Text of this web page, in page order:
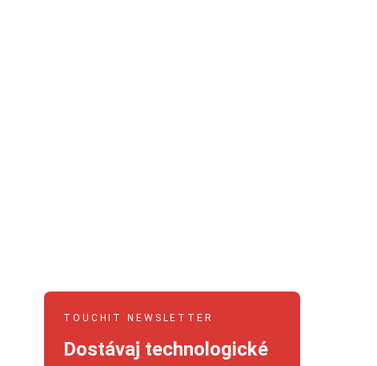
TOUCHIT NEWSLETTER
Dostávaj technologické